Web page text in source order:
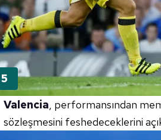
Valencia, performansından
sözleşmesini feshedeceklerini